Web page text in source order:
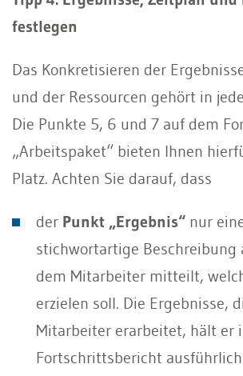
festlegen
Das Konkretisieren der
und der Ressourcen gehört in
Die Punkte 5, 6 und 7 auf dem
„Arbeitspaket“ bieten Ihnen
Platz. Achten Sie darauf, dass
der Punkt „Ergebnis“ nur
stichwortartige Beschreibung
dem Mitarbeiter mitteilt,
erzielen soll. Die Ergebnisse,
Mitarbeiter erarbeitet, hält er
Fortschrittsbericht